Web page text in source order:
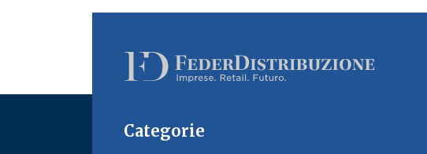
Categorie